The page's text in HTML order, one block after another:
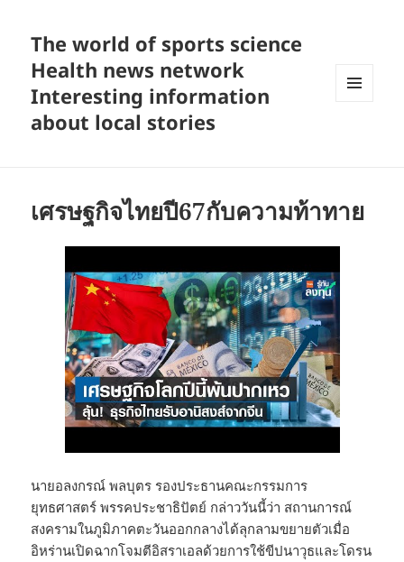
The world of sports science
Health news network
Interesting information
about local stories
เศรษฐกิจไทยปี67กับความท้าทาย
นายอลงกรณ์ พลบุตร รองประธานคณะกรรมการ
ยุทธศาสตร์ พรรคประชาธิปัตย์ กล่าววันนี้ว่า สถานการณ์
สงครามในภูมิภาคตะวันออกกลางได้ลุกลามขยายตัวเมื่อ
อิหร่านเปิดฉากโจมตีอิสราเอลด้วยการใช้ขีปนาวุธและโดรน